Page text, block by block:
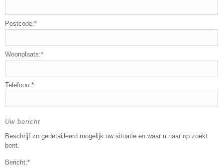
Postcode:*
Woonplaats:*
Telefoon:*
Uw bericht
Beschrijf zo gedetailleerd mogelijk uw situatie en waar u naar op zoekt
bent.
Bericht:*